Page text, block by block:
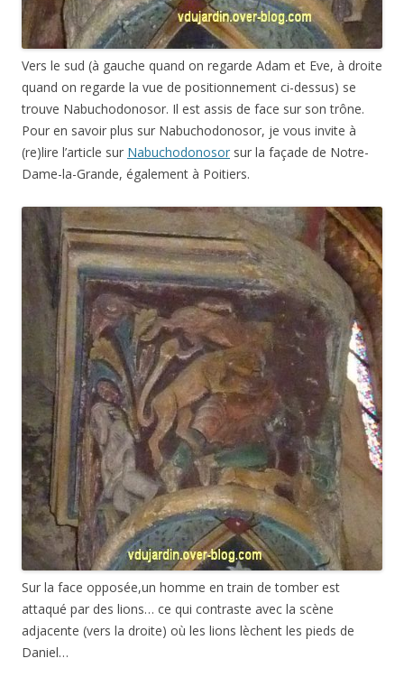
Vers le sud (à gauche quand on regarde Adam et Eve, à droite
quand on regarde la vue de positionnement ci-dessus) se
trouve Nabuchodonosor. Il est assis de face sur son trône.
Pour en savoir plus sur Nabuchodonosor, je vous invite à
(re)lire l’article sur Nabuchodonosor sur la façade de Notre-
Dame-la-Grande, également à Poitiers.
Sur la face opposée,un homme en train de tomber est
attaqué par des lions… ce qui contraste avec la scène
adjacente (vers la droite) où les lions lèchent les pieds de
Daniel…